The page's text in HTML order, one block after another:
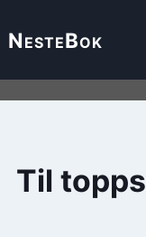
NesteBok
Til topps